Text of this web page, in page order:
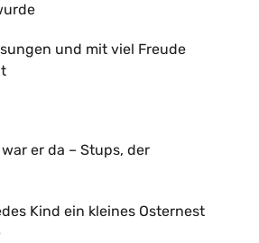
und mit viel Freude
er da – Stups, der
Kind ein kleines Osternest